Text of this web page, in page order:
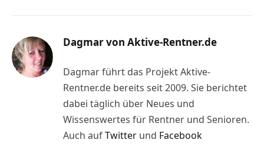
Dagmar von Aktive-Rentner.de
Dagmar führt das Projekt Aktive-
Rentner.de bereits seit 2009. Sie berichtet
dabei täglich über Neues und
Wissenswertes für Rentner und Senioren.
Auch aufTwitter und Facebook